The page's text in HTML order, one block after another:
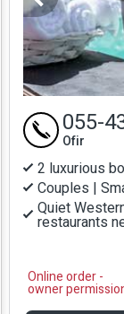
2 luxurious
Couples |
Quiet
restaurants
Online order -
owner
055-
Ofir